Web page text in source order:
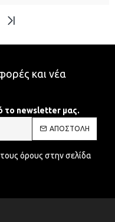
και νέα
το newsletter μας.
ΑΠΟΣΤΟΛΉ
όρους στην σελίδα